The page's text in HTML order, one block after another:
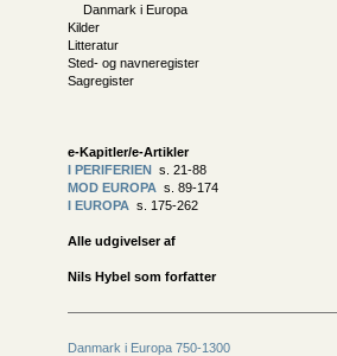
Danmark i Europa
Kilder
Litteratur
Sted- og navneregister
Sagregister
e-Kapitler/e-Artikler
I PERIFERIEN s. 21-88
MOD EUROPA s. 89-174
I EUROPA s. 175-262
Alle udgivelser af
Nils Hybel som forfatter
Danmark i Europa 750-1300